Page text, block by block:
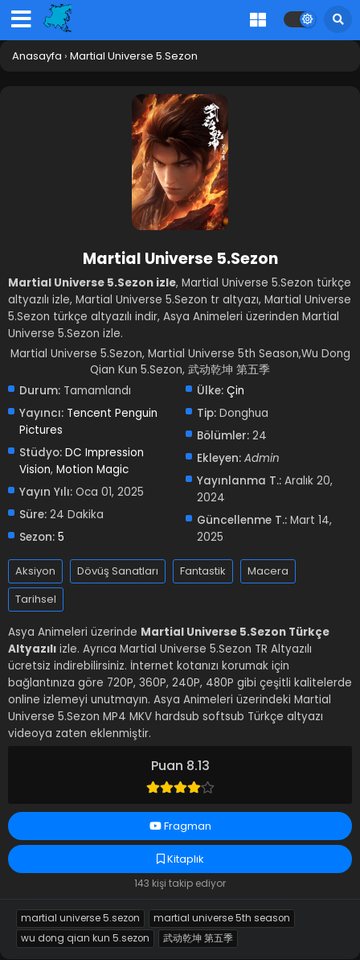
Anasayfa › Martial Universe 5.Sezon
Puan 8.13
Fragman
Kitaplık
143 kişi takip ediyor
Martial Universe 5.Sezon
Martial Universe 5.Sezon izle, Martial Universe 5.Sezon türkçe
altyazılı izle, Martial Universe 5.Sezon tr altyazı, Martial Universe
5.Sezon türkçe altyazılı indir, Asya Animeleri üzerinden Martial
Universe 5.Sezon izle.
Martial Universe 5.Sezon, Martial Universe 5th Season,Wu Dong
Qian Kun 5.Sezon, 武动乾坤 第五季
Durum: Tamamlandı
Yayıncı: Tencent Penguin
Pictures
Stüdyo: DC Impression
Vision, Motion Magic
Yayın Yılı: Oca 01, 2025
Süre: 24 Dakika
Sezon: 5
Ülke: Çin
Tip: Donghua
Bölümler: 24
Ekleyen: Admin
Yayınlanma T.: Aralık 20,
2024
Güncellenme T.: Mart 14,
2025
Aksiyon Dövüş Sanatları Fantastik
Macera
Tarihsel
Asya Animeleri üzerinde Martial Universe 5.Sezon Türkçe
Altyazılı izle. Ayrıca Martial Universe 5.Sezon TR Altyazılı
ücretsiz indirebilirsiniz. İnternet kotanızı korumak için
bağlantınıza göre 720P, 360P, 240P, 480P gibi çeşitli kalitelerde
online izlemeyi unutmayın. Asya Animeleri üzerindeki Martial
Universe 5.Sezon MP4 MKV hardsub softsub Türkçe altyazı
videoya zaten eklenmiştir.
martial universe 5.sezon
martial universe 5th season
wu dong qian kun 5.sezon
武动乾坤 第五季